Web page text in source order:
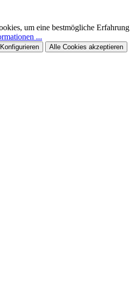
um eine bestmögliche Erfahrung
...
Konfigurieren Alle Cookies akzeptieren